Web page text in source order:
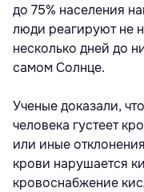
до 75% населения
люди реагируют не
несколько дней до
самом Солнце.
Ученые доказали,
человека густеет
или иные
крови нарушается
кровоснабжение